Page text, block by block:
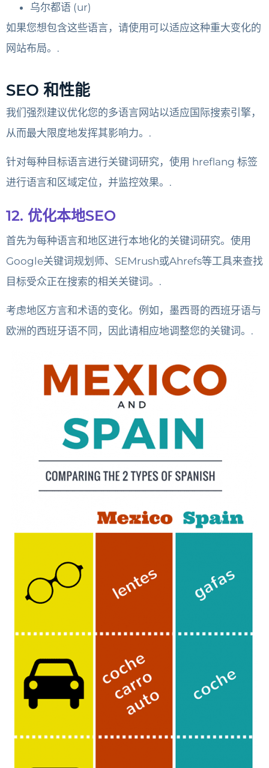
乌尔都语 (ur)
如果您想包含这些语言，请使用可以适应这种重大变化的
网站布局。.
SEO 和性能
我们强烈建议优化您的多语言网站以适应国际搜索引擎，
从而最大限度地发挥其影响力。.
针对每种目标语言进行关键词研究，使用 hreflang 标签
进行语言和区域定位，并监控效果。.
12. 优化本地SEO
首先为每种语言和地区进行本地化的关键词研究。使用
Google关键词规划师、SEMrush或Ahrefs等工具来查找
目标受众正在搜索的相关关键词。.
考虑地区方言和术语的变化。例如，墨西哥的西班牙语与
欧洲的西班牙语不同，因此请相应地调整您的关键词。.